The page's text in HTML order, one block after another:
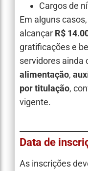
Cargos de
Em alguns
alcançar R$
gratificações e
servidores ainda
alimentação,
por titulação,
vigente.
Data de
As inscrições